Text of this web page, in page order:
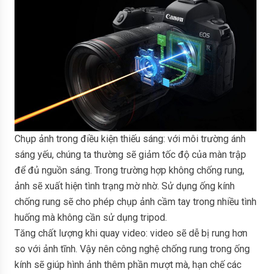
Chụp ảnh trong điều kiện thiếu sáng: với môi trường ánh
sáng yếu, chúng ta thường sẽ giảm tốc độ của màn trập
để đủ nguồn sáng. Trong trường hợp không chống rung,
ảnh sẽ xuất hiện tình trạng mờ nhờ. Sử dụng ống kính
chống rung sẽ cho phép chụp ảnh cầm tay trong nhiều tình
huống mà không cần sử dụng tripod.
Tăng chất lượng khi quay video: video sẽ dễ bị rung hơn
so với ảnh tĩnh. Vậy nên công nghệ chống rung trong ống
kính sẽ giúp hình ảnh thêm phần mượt mà, hạn chế các